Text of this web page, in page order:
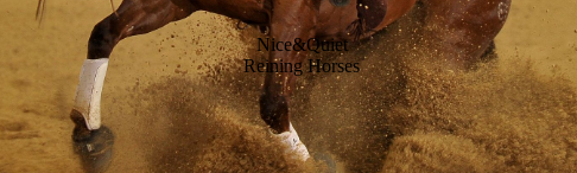
Nice&Quiet
Reining Horses